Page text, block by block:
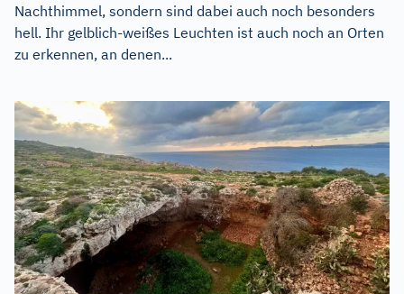
Nachthimmel, sondern sind dabei auch noch besonders
hell. Ihr gelblich-weißes Leuchten ist auch noch an Orten
zu erkennen, an denen...